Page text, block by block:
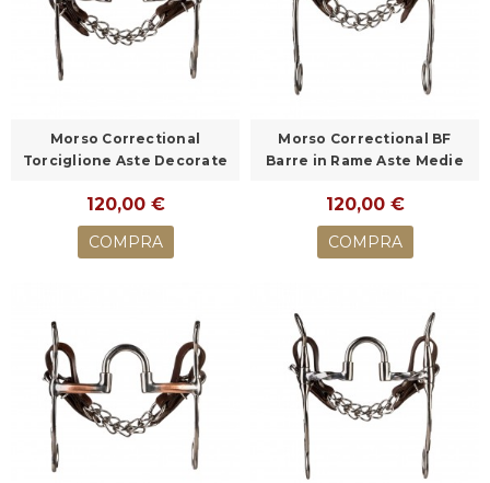
Morso Correctional
Torciglione Aste Decorate
120,00 €
COMPRA
Morso Correctional BF
Barre in Rame Aste Medie
120,00 €
COMPRA